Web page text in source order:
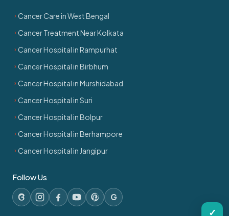
Cancer Care in West Bengal
Cancer Treatment Near Kolkata
Cancer Hospital in Rampurhat
Cancer Hospital in Birbhum
Cancer Hospital in Murshidabad
Cancer Hospital in Suri
Cancer Hospital in Bolpur
Cancer Hospital in Berhampore
Cancer Hospital in Jangipur
Follow Us
G